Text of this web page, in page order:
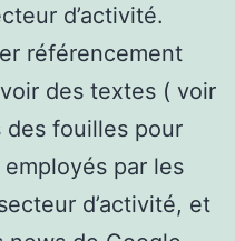
d’activité.
référencement
des textes ( voir
des fouilles pour
par les
d’activité, et